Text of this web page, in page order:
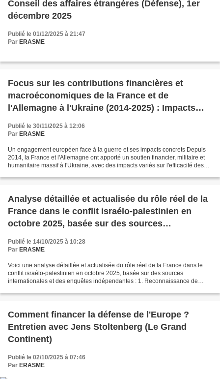
Conseil des affaires étrangères (Défense), 1er
décembre 2025
Publié le 01/12/2025 à 21:47
Par ERASME
Focus sur les contributions financières et
macroéconomiques de la France et de
l'Allemagne à l'Ukraine (2014-2025) : Impacts
Publié le 30/11/2025 à 12:06
Par ERASME
Un engagement européen face à la guerre et ses impacts concrets Depuis
2014, la France et l'Allemagne ont apporté un soutien financier, militaire et
humanitaire massif à l'Ukraine, avec des impacts variés sur l'efficacité des
Analyse détaillée et actualisée du rôle réel de la
France dans le conflit israélo-palestinien en
octobre 2025, basée sur des sources
Publié le 14/10/2025 à 10:28
Par ERASME
Voici une analyse détaillée et actualisée du rôle réel de la France dans le
conflit israélo-palestinien en octobre 2025, basée sur des sources
internationales et des enquêtes indépendantes : 1. Reconnaissance de
Comment financer la défense de l'Europe ?
Entretien avec Jens Stoltenberg (Le Grand
Continent)
Publié le 02/10/2025 à 07:46
Par ERASME